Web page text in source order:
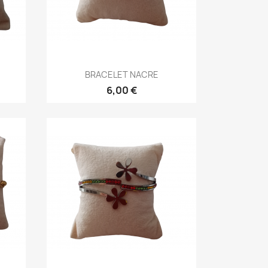
Aperçu rapide
BRACELET NACRE
6,00 €